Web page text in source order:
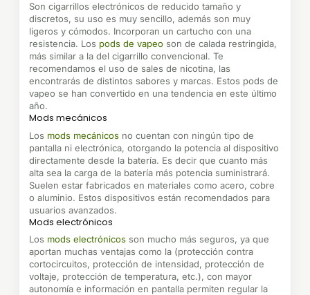
Son cigarrillos electrónicos de reducido tamaño y
discretos, su uso es muy sencillo, además son muy
ligeros y cómodos. Incorporan un cartucho con una
resistencia. Los pods de vapeo son de calada restringida,
más similar a la del cigarrillo convencional. Te
recomendamos el uso de sales de nicotina, las
encontrarás de distintos sabores y marcas. Estos pods de
vapeo se han convertido en una tendencia en este último
año.
Mods mecánicos
Los mods mecánicos no cuentan con ningún tipo de
pantalla ni electrónica, otorgando la potencia al dispositivo
directamente desde la batería. Es decir que cuanto más
alta sea la carga de la batería más potencia suministrará.
Suelen estar fabricados en materiales como acero, cobre
o aluminio. Estos dispositivos están recomendados para
usuarios avanzados.
Mods electrónicos
Los mods electrónicos son mucho más seguros, ya que
aportan muchas ventajas como la (protección contra
cortocircuitos, protección de intensidad, protección de
voltaje, protección de temperatura, etc.), con mayor
autonomía e información en pantalla permiten regular la